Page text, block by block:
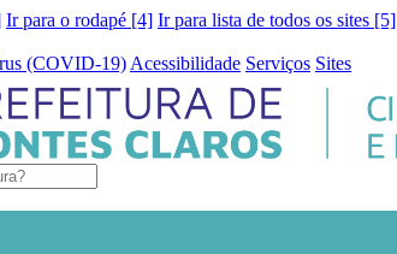
Ir para o rodapé [4] Ir para lista de todos os sites [5]
(COVID-19) Acessibilidade Serviços Sites